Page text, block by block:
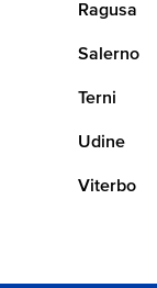
Ragusa
Salerno
Terni
Udine
Viterbo